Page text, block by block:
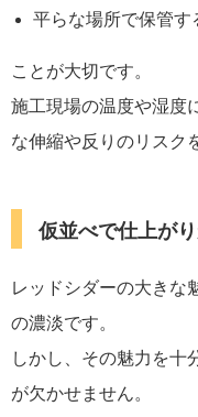
平らな場所で保管す
ことが大切です。
施工現場の温度や湿度
な伸縮や反りのリスク
仮並べで仕上が
レッドシダーの大きな
の濃淡です。
しかし、その魅力を十
が欠かせません。